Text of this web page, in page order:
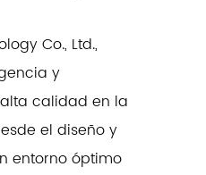
Co., Ltd.,
y
calidad en la
el diseño y
entorno óptimo